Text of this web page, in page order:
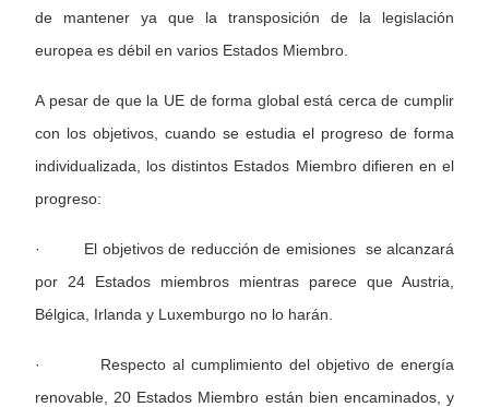
de mantener ya que la transposición de la legislación
europea es débil en varios Estados Miembro.
A pesar de que la UE de forma global está cerca de cumplir
con los objetivos, cuando se estudia el progreso de forma
individualizada, los distintos Estados Miembro difieren en el
progreso:
· El objetivos de reducción de emisiones se alcanzará
por 24 Estados miembros mientras parece que Austria,
Bélgica, Irlanda y Luxemburgo no lo harán.
· Respecto al cumplimiento del objetivo de energía
renovable, 20 Estados Miembro están bien encaminados, y